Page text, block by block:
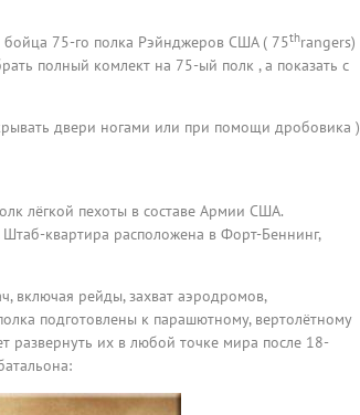
75-го полка Рэйнджеров США ( 75thrangers)
полный комлект на 75-ый полк , а показать с
двери ногами или при помощи дробовика )
лёгкой пехоты в составе Армии США.
квартира расположена в Форт-Беннинг,
включая рейды, захват аэродромов,
подготовлены к парашютному, вертолётному
развернуть их в любой точке мира после 18-